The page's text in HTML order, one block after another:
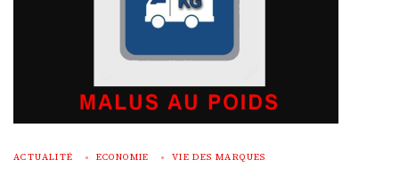
ACTUALITÉ ECONOMIE VIE DES MARQUES